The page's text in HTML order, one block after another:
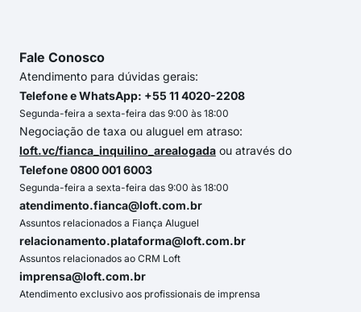
Fale Conosco
Atendimento para dúvidas gerais:
Telefone e WhatsApp: +55 11 4020-2208
Segunda-feira a sexta-feira das 9:00 às 18:00
Negociação de taxa ou aluguel em atraso:
loft.vc/fianca_inquilino_arealogada ou através do
Telefone 0800 001 6003
Segunda-feira a sexta-feira das 9:00 às 18:00
atendimento.fianca@loft.com.br
Assuntos relacionados a Fiança Aluguel
relacionamento.plataforma@loft.com.br
Assuntos relacionados ao CRM Loft
imprensa@loft.com.br
Atendimento exclusivo aos profissionais de imprensa